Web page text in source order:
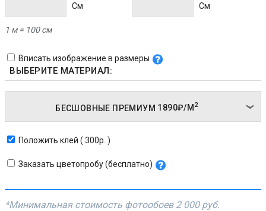
Cм Cм
1 м = 100 см
Вписать изображение в размеры
ВЫБЕРИТЕ МАТЕРИАЛ:
БЕСШОВНЫЕ ПРЕМИУМ 1890₽/М 2
Положить клей ( 300р. )
Заказать цветопробу (бесплатно)
*Минимальная стоимость фотообоев 2 000 руб.